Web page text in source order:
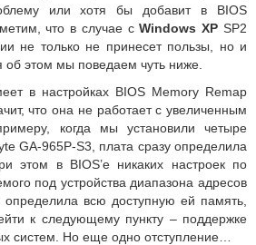
или хотя бы добавит в BIOS
что в случае сWindows XP SP2
не только не принесет пользы, но и
об этом мы поведаем чуть ниже.
в настройках BIOS Memory Remap
что она не работает с увеличенным
когда мы установили четыре
GA-965P-S3, плата сразу определила
этом в BIOS’е никаких настроек по
под устройства диапазона адресов
всю доступную ей память,
к следующему пункту – поддержке
систем. Но еще одно отступление…